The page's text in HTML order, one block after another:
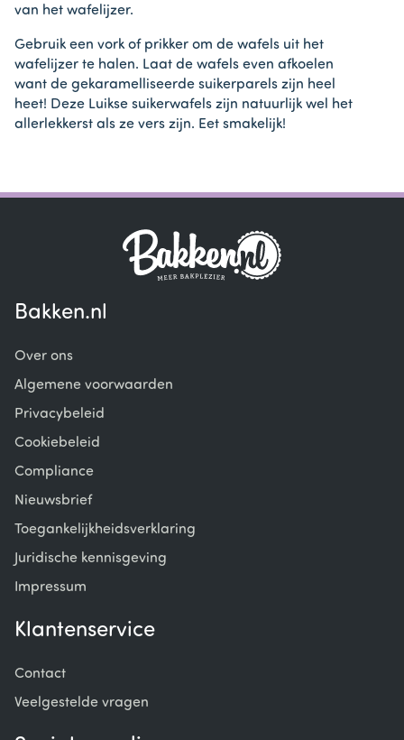
van het wafelijzer.
Gebruik een vork of prikker om de wafels uit het
wafelijzer te halen. Laat de wafels even afkoelen
want de gekaramelliseerde suikerparels zijn heel
heet! Deze Luikse suikerwafels zijn natuurlijk wel het
allerlekkerst als ze vers zijn. Eet smakelijk!
Bakken.nl
Over ons
Algemene voorwaarden
Privacybeleid
Cookiebeleid
Compliance
Nieuwsbrief
Toegankelijkheidsverklaring
Juridische kennisgeving
Impressum
Klantenservice
Contact
Veelgestelde vragen